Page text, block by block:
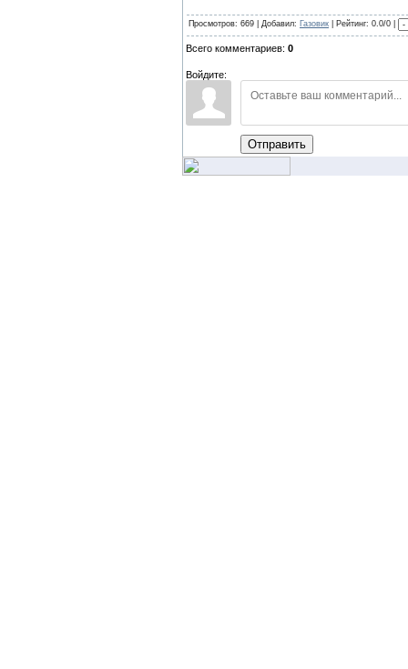
Просмотров: 669 | Добавил: Газовик | Рейтинг: 0.0/0 |
Всего комментариев: 0
Войдите:
Отправить